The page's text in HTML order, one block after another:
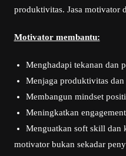
produktivitas. Jasa motivator
Motivator membantu:
Menghadapi tekanan dan
Menjaga produktivitas
Membangun mindset
Meningkatkan
Menguatkan soft skill dan
motivator bukan sekadar